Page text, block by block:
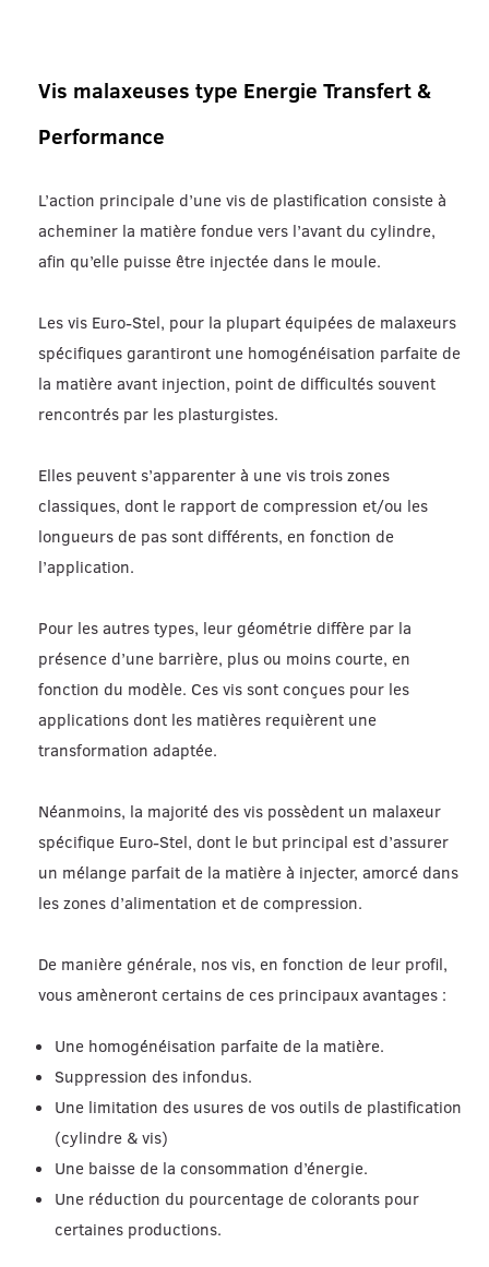
Vis malaxeuses type Energie Transfert &
Performance
L’action principale d’une vis de plastification consiste à
acheminer la matière fondue vers l’avant du cylindre,
afin qu’elle puisse être injectée dans le moule.
Les vis Euro-Stel, pour la plupart équipées de malaxeurs
spécifiques garantiront une homogénéisation parfaite de
la matière avant injection, point de difficultés souvent
rencontrés par les plasturgistes.
Elles peuvent s’apparenter à une vis trois zones
classiques, dont le rapport de compression et/ou les
longueurs de pas sont différents, en fonction de
l’application.
Pour les autres types, leur géométrie diffère par la
présence d’une barrière, plus ou moins courte, en
fonction du modèle. Ces vis sont conçues pour les
applications dont les matières requièrent une
transformation adaptée.
Néanmoins, la majorité des vis possèdent un malaxeur
spécifique Euro-Stel, dont le but principal est d’assurer
un mélange parfait de la matière à injecter, amorcé dans
les zones d’alimentation et de compression.
De manière générale, nos vis, en fonction de leur profil,
vous amèneront certains de ces principaux avantages :
Une homogénéisation parfaite de la matière.
Suppression des infondus.
Une limitation des usures de vos outils de plastification
(cylindre & vis)
Une baisse de la consommation d’énergie.
Une réduction du pourcentage de colorants pour
certaines productions.